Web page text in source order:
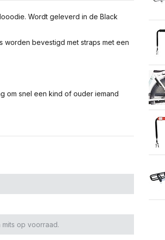
Wordt geleverd in de Black
worden bevestigd met straps met een
om snel een kind of ouder iemand
mits op voorraad.